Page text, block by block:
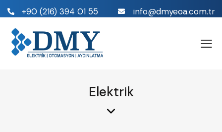
+90 (216) 394 01 55 info@dmyeoa.com.tr
Elektrik